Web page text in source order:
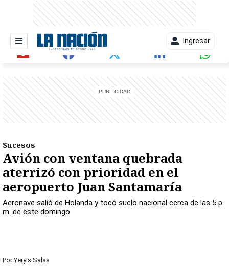
Ingresar
Sucesos
Avión con ventana quebrada
aterrizó con prioridad en el
aeropuerto Juan Santamaría
Aeronave salió de Holanda y tocó suelo nacional cerca de las 5 p.
m. de este domingo
Por Yeryis Salas